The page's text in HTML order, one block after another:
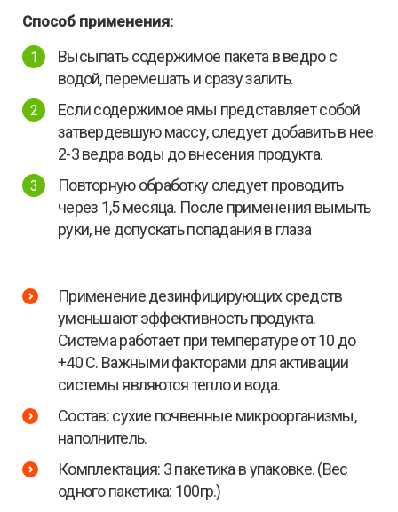
Способ применения:
Высыпать содержимое пакета в ведро с
водой, перемешать и сразу залить.
Если содержимое ямы представляет собой
затвердевшую массу, следует добавить в нее
2-3 ведра воды до внесения продукта.
Повторную обработку следует проводить
через 1,5 месяца. После применения вымыть
руки, не допускать попадания в глаза
Применение дезинфицирующих средств
уменьшают эффективность продукта.
Система работает при температуре от 10 до
+40 С. Важными факторами для активации
системы являются тепло и вода.
Состав: сухие почвенные микроорганизмы,
наполнитель.
Комплектация: 3 пакетика в упаковке. (Вес
одного пакетика: 100гр.)